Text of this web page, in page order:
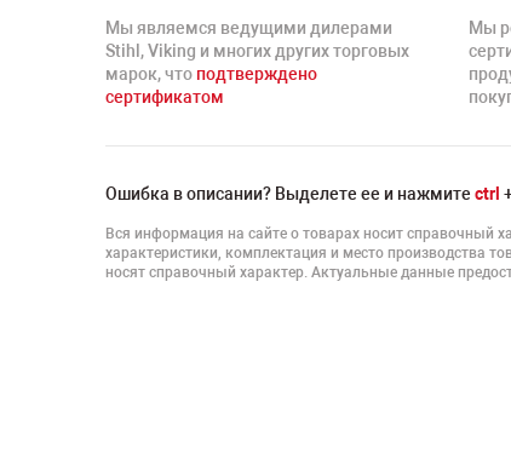
Мы являемся ведущими дилерами
Stihl, Viking и многих других торговых
марок, что подтверждено
сертификатом
Мы
Ошибка в описании? Выделете ее и нажмите ctrl
Вся информация на сайте о товарах носит справочный
характеристики, комплектация и место производства
носят справочный характер. Актуальные данные